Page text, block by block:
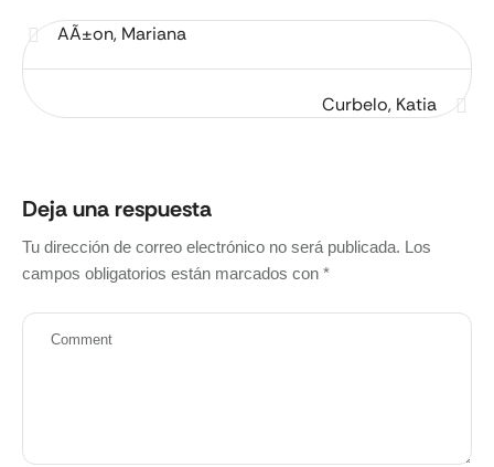
AÃ±on, Mariana
Curbelo, Katia
Deja una respuesta
Tu dirección de correo electrónico no será publicada. Los
campos obligatorios están marcados con *